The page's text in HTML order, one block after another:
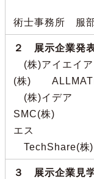
術士事務所 服
２ 展示企業発
(株)アイエイ
(株)
(株)イ
SMC(株) (株
エス
TechShare(
３ 展示企業見